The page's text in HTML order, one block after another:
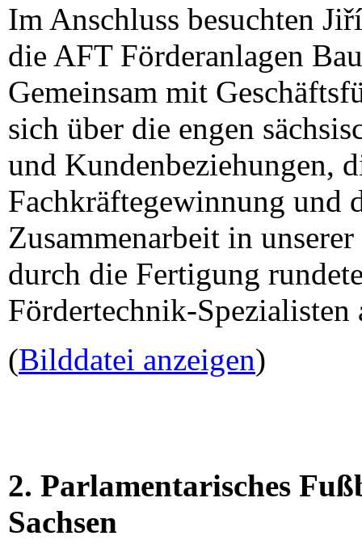
Im Anschluss besuchten
die AFT Förderanlagen
Gemeinsam mit
sich über die engen
und Kundenbeziehungen,
Fachkräftegewinnung und
Zusammenarbeit in
durch die Fertigung
Fördertechnik-Spezialisten
(Bilddatei anzeigen)
2. Parlamentarisches
Sachsen